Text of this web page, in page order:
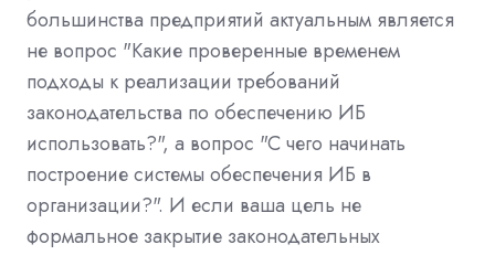
большинства предприятий актуальным является
не вопрос "Какие проверенные временем
подходы к реализации требований
законодательства по обеспечению ИБ
использовать?", а вопрос "С чего начинать
построение системы обеспечения ИБ в
организации?". И если ваша цель не
формальное закрытие законодательных